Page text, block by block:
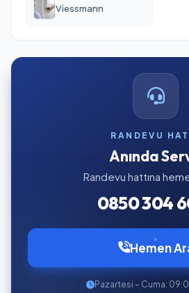
Viessmann
RANDEVU
Anında
Randevu hattına
0850 304
Hemen
Pazartesi – Cuma: